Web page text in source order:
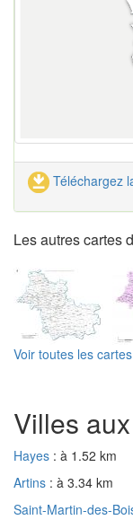
Téléchargez
Les autres cartes
Voir toutes les
Villes
Hayes : à 1.52 km
Artins : à 3.34 km
Saint-Martin-des-